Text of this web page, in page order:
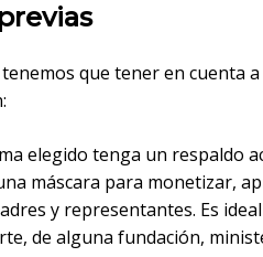
que tener en cuenta
elegido tenga un respaldo
máscara para monetizar,
y representantes. Es
de alguna fundación,